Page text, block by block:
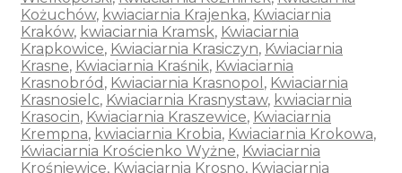
Kożuchów, kwiaciarnia Krajenka, Kwiaciarnia
Kraków, kwiaciarnia Kramsk, Kwiaciarnia
Krapkowice, Kwiaciarnia Krasiczyn, Kwiaciarnia
Krasne, Kwiaciarnia Kraśnik, Kwiaciarnia
Krasnobród , Kwiaciarnia Krasnopol , Kwiaciarnia
Krasnosielc, Kwiaciarnia Krasnystaw, kwiaciarnia
Krasocin, Kwiaciarnia Kraszewice, Kwiaciarnia
Krempna, kwiaciarnia Krobia, Kwiaciarnia Krokowa,
Kwiaciarnia Krościenko Wyżne, Kwiaciarnia
Krośniewice, Kwiaciarnia Krosno, Kwiaciarnia